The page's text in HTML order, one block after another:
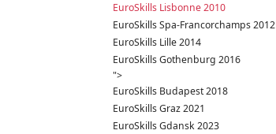
EuroSkills Lisbonne 2010
EuroSkills Spa-Francorchamps 2012
EuroSkills Lille 2014
EuroSkills Gothenburg 2016
">
EuroSkills Budapest 2018
EuroSkills Graz 2021
EuroSkills Gdansk 2023